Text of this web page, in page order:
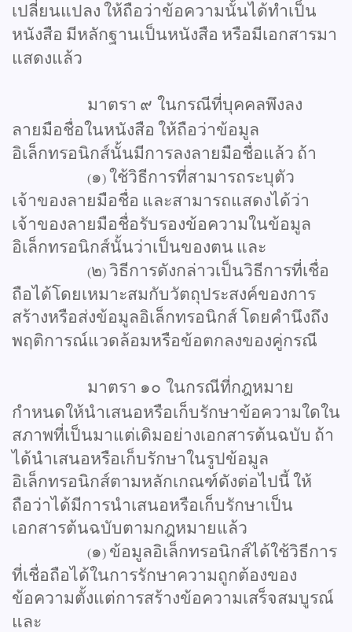
เปลี่ยนแปลง ให้ถือว่าข้อความนั้นได้ทำเป็น
หนังสือ มีหลักฐานเป็นหนังสือ หรือมีเอกสารมา
แสดงแล้ว
มาตรา ๙ ในกรณีที่บุคคลพึงลง
ลายมือชื่อในหนังสือ ให้ถือว่าข้อมูล
อิเล็กทรอนิกส์นั้นมีการลงลายมือชื่อแล้ว ถ้า
(๑) ใช้วิธีการที่สามารถระบุตัว
เจ้าของลายมือชื่อ และสามารถแสดงได้ว่า
เจ้าของลายมือชื่อรับรองข้อความในข้อมูล
อิเล็กทรอนิกส์นั้นว่าเป็นของตน และ
(๒) วิธีการดังกล่าวเป็นวิธีการที่เชื่อ
ถือได้โดยเหมาะสมกับวัตถุประสงค์ของการ
สร้างหรือส่งข้อมูลอิเล็กทรอนิกส์โดยคำนึงถึง
พฤติการณ์แวดล้อมหรือข้อตกลงของคู่กรณี
มาตรา ๑๐ ในกรณีที่กฎหมาย
กำหนดให้นำเสนอหรือเก็บรักษาข้อความใดใน
สภาพที่เป็นมาแต่เดิมอย่างเอกสารต้นฉบับ ถ้า
ได้นำเสนอหรือเก็บรักษาในรูปข้อมูล
อิเล็กทรอนิกส์ตามหลักเกณฑ์ดังต่อไปนี้ ให้
ถือว่าได้มีการนำเสนอหรือเก็บรักษาเป็น
เอกสารต้นฉบับตามกฎหมายแล้ว
(๑) ข้อมูลอิเล็กทรอนิกส์ได้ใช้วิธีการ
ที่เชื่อถือได้ในการรักษาความถูกต้องของ
ข้อความตั้งแต่การสร้างข้อความเสร็จสมบูรณ์
และ